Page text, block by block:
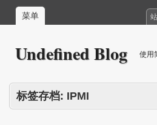
菜单
Undefined Blog 使用
标签存档: IPMI